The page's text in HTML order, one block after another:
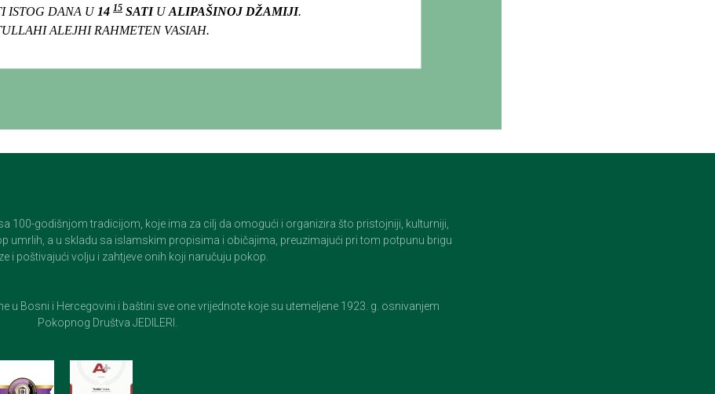
ISTOG DANA U 14 15 SATIUALIPAŠINOJ DŽAMIJI.
ALEJHI RAHMETEN VASIAH.
100-godišnjom tradicijom, koje ima za cilj da omogući i organizira što pristojniji, kulturniji,
umrlih, a u skladu sa islamskim propisima i običajima, preuzimajući pri tom potpunu brigu
i poštivajući volju i zahtjeve onih koji naručuju pokop.
u Bosni i Hercegovini i baštini sve one vrijednote koje su utemeljene 1923. g. osnivanjem
Pokopnog Društva JEDILERI.